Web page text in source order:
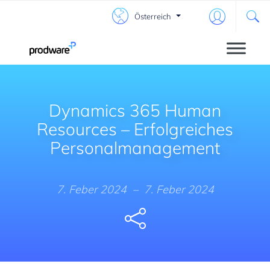
Österreich
Dynamics 365 Human
Resources – Erfolgreiches
Personalmanagement
7. Feber 2024– 7. Feber 2024